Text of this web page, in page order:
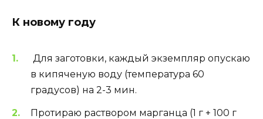
К новому году
Для заготовки, каждый экземпляр опускаю
в кипяченую воду (температура 60
градусов) на 2-3 мин.
Протираю раствором марганца (1 г + 100 г